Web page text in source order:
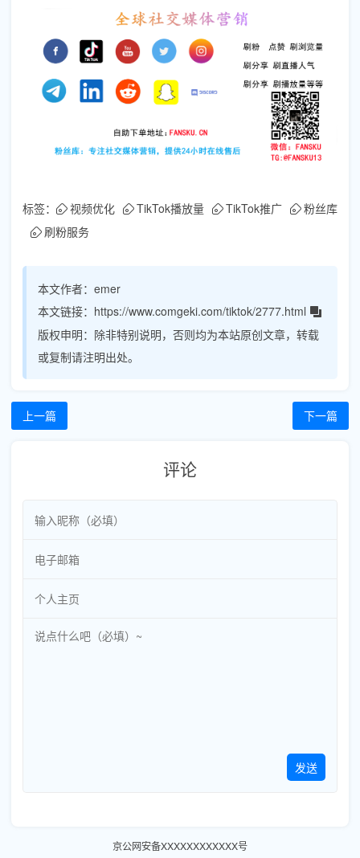
标签： 视频优化 TikTok播放量 TikTok推广
粉丝库
刷粉服务
本文作者： emer
本文链接： https://www.comgeki.com/tiktok/2777.html
版权申明： 除非特别说明，否则均为本站原创文章，转载
或复制请注明出处。
上一篇 下一篇
评论
发送
京公网安备XXXXXXXXXXXX号